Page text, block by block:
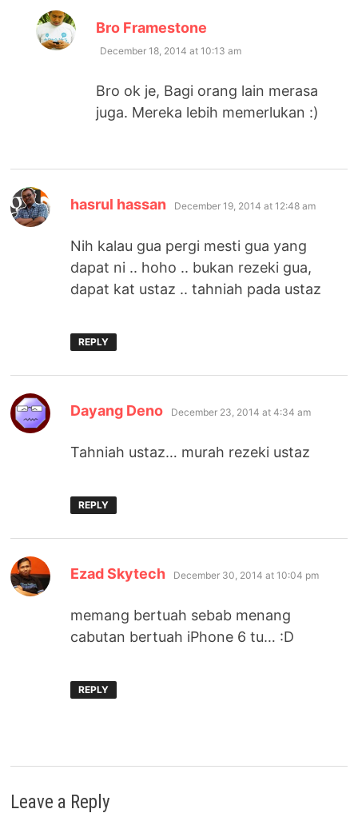
Bro Framestone
December 18, 2014 at 10:13 am
Bro ok je, Bagi orang lain merasa
juga. Mereka lebih memerlukan :)
hasrul hassan says:
December 19, 2014 at 12:48 am
Nih kalau gua pergi mesti gua yang
dapat ni .. hoho .. bukan rezeki gua,
dapat kat ustaz .. tahniah pada ustaz
REPLY
Dayang Deno says:
December 23, 2014 at 4:34 am
Tahniah ustaz… murah rezeki ustaz
REPLY
Ezad Skytech says:
December 30, 2014 at 10:04 pm
memang bertuah sebab menang
cabutan bertuah iPhone 6 tu… :D
REPLY
Leave a Reply